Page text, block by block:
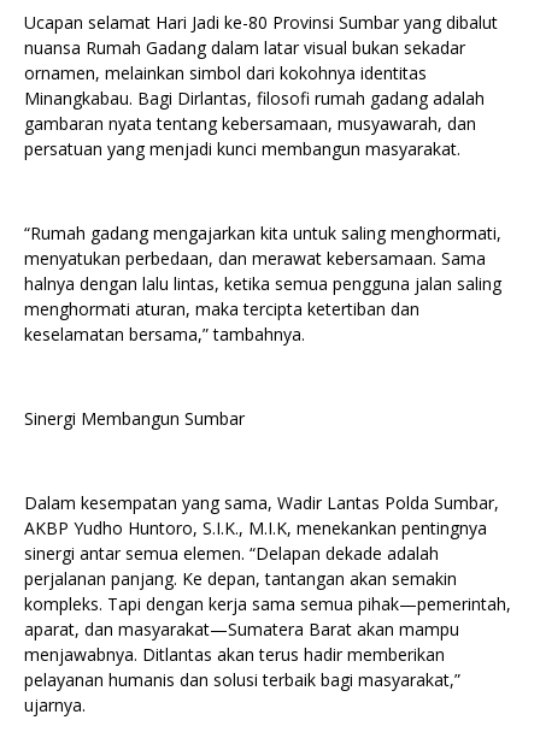
Ucapan selamat Hari Jadi ke-80 Provinsi Sumbar yang dibalut
nuansa Rumah Gadang dalam latar visual bukan sekadar
ornamen, melainkan simbol dari kokohnya identitas
Minangkabau. Bagi Dirlantas, filosofi rumah gadang adalah
gambaran nyata tentang kebersamaan, musyawarah, dan
persatuan yang menjadi kunci membangun masyarakat.
“Rumah gadang mengajarkan kita untuk saling menghormati,
menyatukan perbedaan, dan merawat kebersamaan. Sama
halnya dengan lalu lintas, ketika semua pengguna jalan saling
menghormati aturan, maka tercipta ketertiban dan
keselamatan bersama,” tambahnya.
Sinergi Membangun Sumbar
Dalam kesempatan yang sama, Wadir Lantas Polda Sumbar,
AKBP Yudho Huntoro, S.I.K., M.I.K, menekankan pentingnya
sinergi antar semua elemen. “Delapan dekade adalah
perjalanan panjang. Ke depan, tantangan akan semakin
kompleks. Tapi dengan kerja sama semua pihak—pemerintah,
aparat, dan masyarakat—Sumatera Barat akan mampu
menjawabnya. Ditlantas akan terus hadir memberikan
pelayanan humanis dan solusi terbaik bagi masyarakat,”
ujarnya.